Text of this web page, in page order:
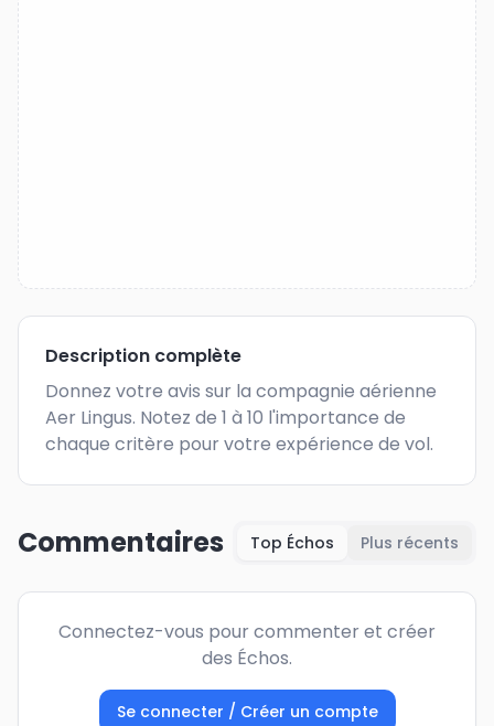
Description complète
Donnez votre avis sur la compagnie aérienne
Aer Lingus. Notez de 1 à 10 l'importance de
chaque critère pour votre expérience de vol.
Commentaires Top Échos Plus récents
Connectez-vous pour commenter et créer
des Échos.
Se connecter / Créer un compte